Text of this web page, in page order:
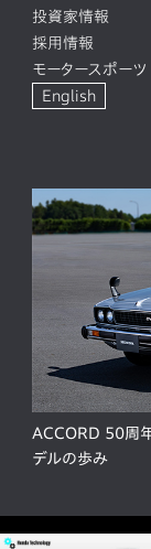
投資家情報
採用情報
モータースポーツ
English
ACCORD 50周年
デルの歩み